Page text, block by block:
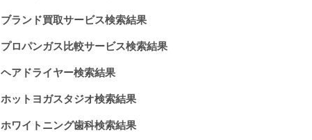
ブランド買取サービス検索結果
プロパンガス比較サービス検索結果
ヘアドライヤー検索結果
ホットヨガスタジオ検索結果
ホワイトニング歯科検索結果